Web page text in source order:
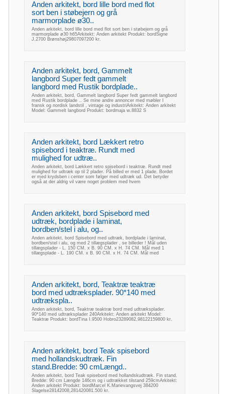
Anden arkitekt, bord lille bord med flot
sort ben i støbejern og grå
marmorplade ø30..
Anden arkitekt, bord lille bord med flot sort ben i støbejern og grå
marmorplade ø30 h65Arkitekt: Anden arkitekt Produkt: bordSigne
J.2700 Brønshøj29807097200 kr.
Anden arkitekt, bord, Gammelt
langbord Super fedt gammelt
langbord med Rustik bordplade..
Anden arkitekt, bord, Gammelt langbord Super fedt gammelt langbord
med Rustik bordplade .. Se mine andre annoncer med møbler I
fransk og nordisk landstil , vintage og industriArkitekt: Anden arkitekt
Model: Gammelt langbord Produkt: bordmaja w.8832 S
Anden arkitekt, bord Lækkert retro
spisebord i teaktræ. Rundt med
mulighed for udtræ..
Anden arkitekt, bord Lækkert retro spisebord i teaktræ. Rundt med
mulighed for udtræk op til 2 plader. På billed er med 1 plade. Bordet
er med krydsben i center som følger med udtræk ud. Det betyder
også at der aldrig vil være noget problem med hvem
Anden arkitekt, bord Spisebord med
udtræk, bordplade i laminat,
bordben/stel i alu, og..
Anden arkitekt, bord Spisebord med udtræk, bordplade i laminat,
bordben/stel i alu, og med 2 tillægsplader , se billeder ! Mål uden
tillægsplader - L. 150 CM. x B. 90 CM. x H. 74 CM. Mål med 1
tillægsplade - L. 190 CM. x B. 90 CM. x H. 74 CM. Mål med
Anden arkitekt, bord, Teaktræ teaktræ
bord med udtræksplader. 90*140 med
udtrækspla..
Anden arkitekt, bord, Teaktræ teaktræ bord med udtræksplader.
90*140 med udtræksplader 240Arkitekt: Anden arkitekt Model:
Teaktræ Produkt: bordTina I.9500 Hobro23289082,98122159800 kr.
Anden arkitekt, bord Teak spisebord
med hollandskudtræk. Fin
stand.Bredde: 90 cmLængd..
Anden arkitekt, bord Teak spisebord med hollandskudtræk. Fin stand.
Bredde: 90 cm Længde 146cm og i udtrækket tilstand 259cmArkitekt:
Anden arkitekt Produkt: bordMarcel K.Marievangsvej 384200
Slagelse28142008,281420081.500 kr.